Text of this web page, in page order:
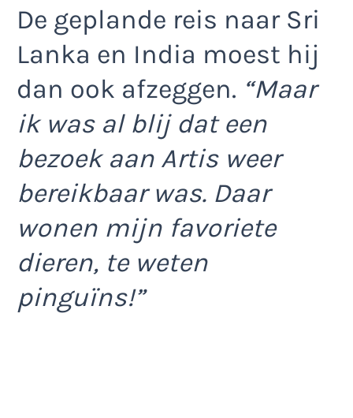
De geplande reis naar Sri
Lanka en India moest hij
dan ook afzeggen. “Maar
ik was al blij dat een
bezoek aan Artis weer
bereikbaar was. Daar
wonen mijn favoriete
dieren, te weten
pinguïns!”